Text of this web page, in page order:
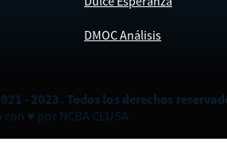
DMOC Análisis
- 2023. Todos los derechos
con ♥ por NCBA CLUSA.